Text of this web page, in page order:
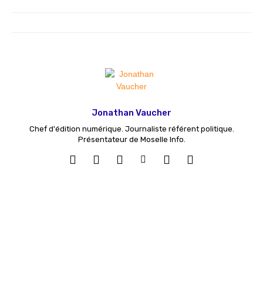
Jonathan Vaucher
Chef d'édition numérique. Journaliste référent politique.
Présentateur de Moselle Info.